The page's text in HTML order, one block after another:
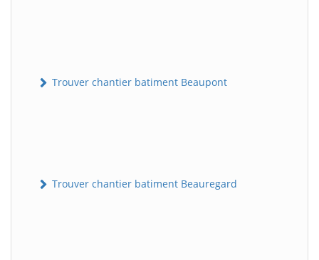
Trouver chantier batiment Beaupont
Trouver chantier batiment Beauregard